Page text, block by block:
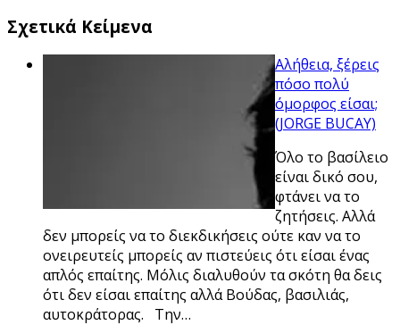
Σχετικά Κείμενα
Αλήθεια, ξέρεις
πόσο πολύ
όμορφος είσαι;
(JORGE BUCAY)
Όλο το βασίλειο
είναι δικό σου,
φτάνει να το
ζητήσεις. Αλλά
δεν μπορείς να το διεκδικήσεις ούτε καν να το
ονειρευτείς μπορείς αν πιστεύεις ότι είσαι ένας
απλός επαίτης. Μόλις διαλυθούν τα σκότη θα δεις
ότι δεν είσαι επαίτης αλλά Βούδας, βασιλιάς,
αυτοκράτορας. Την…